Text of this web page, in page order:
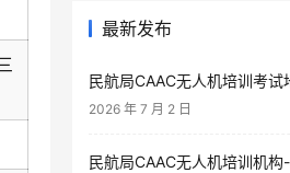
最新发布
民航局CAAC无人机培训考试
2026 年 7 月 2 日
民航局CAAC无人机培训机构